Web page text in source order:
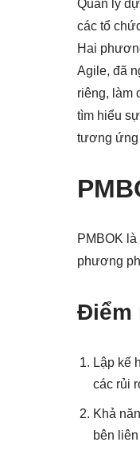
Quản lý
các tổ
Hai
Agile, đã
riêng, làm
tìm hiểu
tương ứng
PMBOK
phương
Điểm
Lập kế
các rủi
Khả
bên